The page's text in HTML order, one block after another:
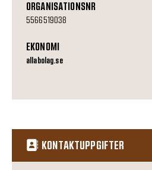
ORGANISATIONSNR
5566519038
EKONOMI
allabolag.se
KONTAKTUPPGIFTER